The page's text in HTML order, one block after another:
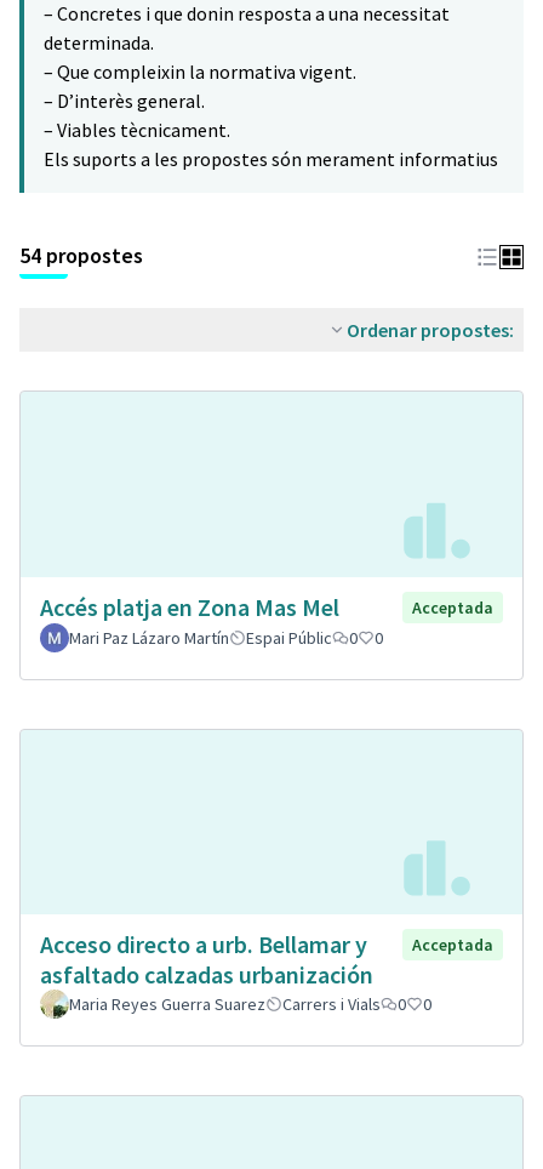
– Concretes i que donin resposta a una necessitat
determinada.
– Que compleixin la normativa vigent.
– D’interès general.
– Viables tècnicament.
Els suports a les propostes són merament informatius
54 propostes
Ordenar propostes:
Accés platja en Zona Mas Mel
Acceptada
Mari Paz Lázaro Martín
Espai Públic 0 0
Acceso directo a urb. Bellamar y
asfaltado calzadas urbanización
Acceptada
Maria Reyes Guerra Suarez Carrers i Vials 0 0